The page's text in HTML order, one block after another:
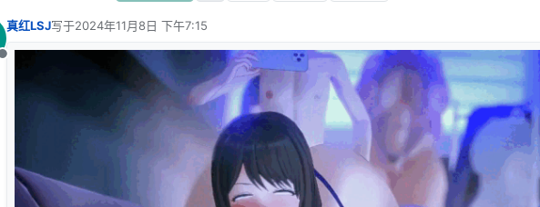
离线
真红LSJ写于2024年11月8日 下午7:15
最后由 编辑